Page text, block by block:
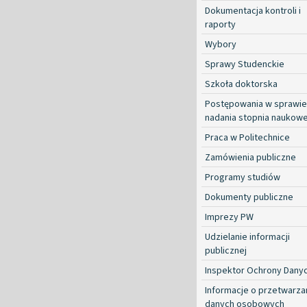
Dokumentacja kontroli i
raporty
Wybory
Sprawy Studenckie
Szkoła doktorska
Postępowania w sprawie
nadania stopnia
Praca w Politechnice
Zamówienia publiczne
Programy studiów
Dokumenty publiczne
Imprezy PW
Udzielanie informacji
publicznej
Inspektor Ochrony
Informacje o
danych osobowych